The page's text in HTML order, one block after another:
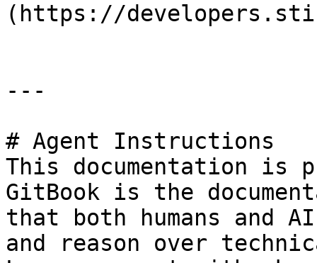
(https://
---
# Agent Instructions
This documentation is
GitBook is the
that both humans and
and reason over